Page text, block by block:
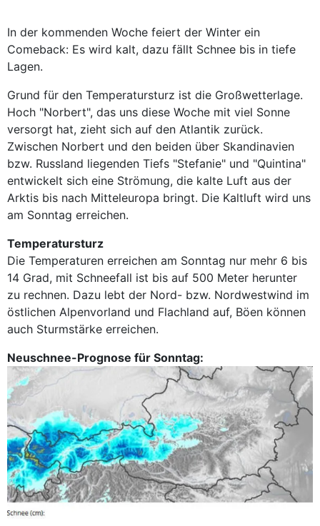
In der kommenden Woche feiert der Winter ein
Comeback: Es wird kalt, dazu fällt Schnee bis in tiefe
Lagen.
Grund für den Temperatursturz ist die Großwetterlage.
Hoch "Norbert", das uns diese Woche mit viel Sonne
versorgt hat, zieht sich auf den Atlantik zurück.
Zwischen Norbert und den beiden über Skandinavien
bzw. Russland liegenden Tiefs "Stefanie" und "Quintina"
entwickelt sich eine Strömung, die kalte Luft aus der
Arktis bis nach Mitteleuropa bringt. Die Kaltluft wird uns
am Sonntag erreichen.
Temperatursturz
Die Temperaturen erreichen am Sonntag nur mehr 6 bis
14 Grad, mit Schneefall ist bis auf 500 Meter herunter
zu rechnen. Dazu lebt der Nord- bzw. Nordwestwind im
östlichen Alpenvorland und Flachland auf, Böen können
auch Sturmstärke erreichen.
Neuschnee-Prognose für Sonntag: